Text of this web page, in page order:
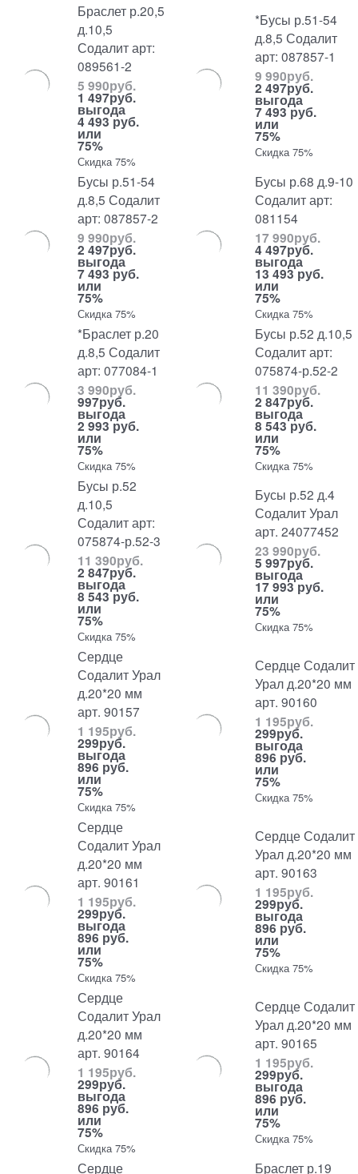
Браслет р.20,5
д.10,5
Содалит арт:
089561-2
5 990руб.
1 497руб.
выгода
4 493 руб.
или
75%
Скидка 75%
*Бусы р.51-54
д.8,5 Содалит
арт: 087857-1
9 990руб.
2 497руб.
выгода
7 493 руб.
или
75%
Скидка 75%
Бусы р.51-54
д.8,5 Содалит
арт: 087857-2
9 990руб.
2 497руб.
выгода
7 493 руб.
или
75%
Скидка 75%
Бусы р.68 д.9-10
Содалит арт:
081154
17 990руб.
4 497руб.
выгода
13 493 руб.
или
75%
Скидка 75%
*Браслет р.20
д.8,5 Содалит
арт: 077084-1
3 990руб.
997руб.
выгода
2 993 руб.
или
75%
Скидка 75%
Бусы р.52 д.10,5
Содалит арт:
075874-р.52-2
11 390руб.
2 847руб.
выгода
8 543 руб.
или
75%
Скидка 75%
Бусы р.52
д.10,5
Содалит арт:
075874-р.52-3
11 390руб.
2 847руб.
выгода
8 543 руб.
или
75%
Скидка 75%
Бусы р.52 д.4
Содалит Урал
арт. 24077452
23 990руб.
5 997руб.
выгода
17 993 руб.
или
75%
Скидка 75%
Сердце
Содалит Урал
д.20*20 мм
арт. 90157
1 195руб.
299руб.
выгода
896 руб.
или
75%
Скидка 75%
Сердце Содалит
Урал д.20*20 мм
арт. 90160
1 195руб.
299руб.
выгода
896 руб.
или
75%
Скидка 75%
Сердце
Содалит Урал
д.20*20 мм
арт. 90161
1 195руб.
299руб.
выгода
896 руб.
или
75%
Скидка 75%
Сердце Содалит
Урал д.20*20 мм
арт. 90163
1 195руб.
299руб.
выгода
896 руб.
или
75%
Скидка 75%
Сердце
Содалит Урал
д.20*20 мм
арт. 90164
1 195руб.
299руб.
выгода
896 руб.
или
75%
Скидка 75%
Сердце Содалит
Урал д.20*20 мм
арт. 90165
1 195руб.
299руб.
выгода
896 руб.
или
75%
Скидка 75%
Сердце Браслет р.19